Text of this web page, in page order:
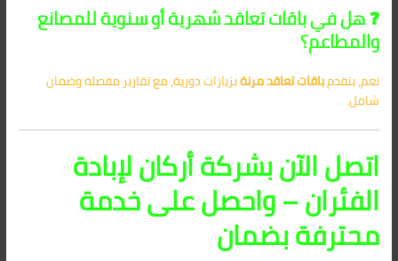
❓ هل في باقات تعاقد شهرية أو سنوية للمصانع
والمطاعم؟
نعم، بنقدمباقات تعاقد مرنةبزيارات دورية، مع تقارير مفصلة وضمان
شامل.
اتصل الآن بشركة أركان لإبادة
الفئران – واحصل على خدمة
محترفة بضمان